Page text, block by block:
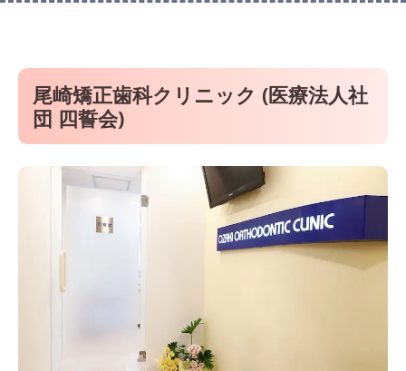
尾崎矯正歯科クリニック (医療法人社
団 四誓会)